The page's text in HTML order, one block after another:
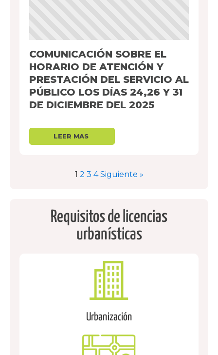
COMUNICACIÓN SOBRE EL
HORARIO DE ATENCIÓN Y
PRESTACIÓN DEL SERVICIO AL
PÚBLICO LOS DÍAS 24,26 Y 31
DE DICIEMBRE DEL 2025
1 2 3 4 Siguiente »
Requisitos de licencias
urbanísticas
Urbanización